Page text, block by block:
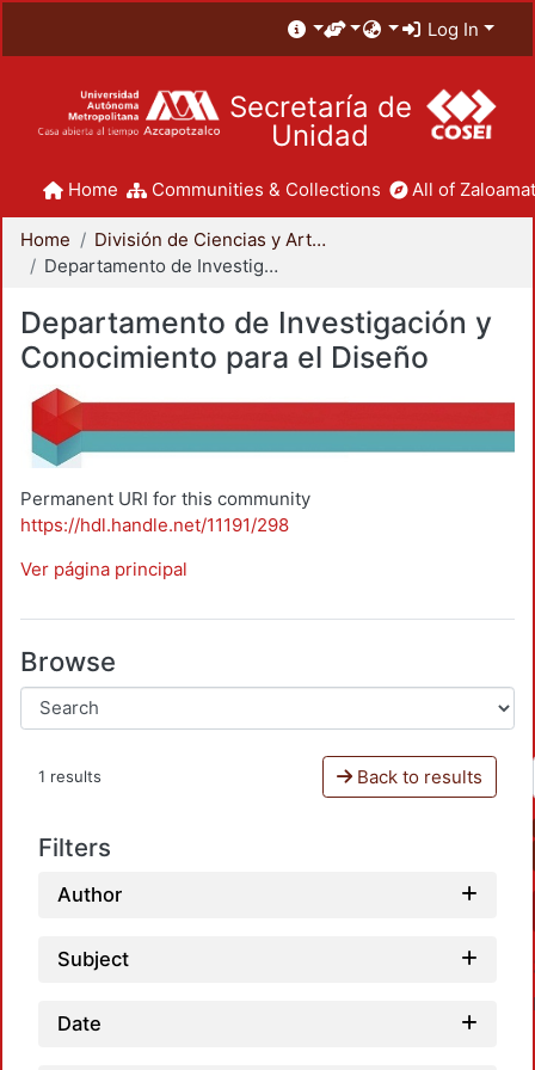
Log In
Secretaría de
Unidad
Home Communities & Collections All of
Home
División de Ciencias y Artes para el Diseño
Departamento de Investigación y Conocimiento para el Diseño
Departamento de Investigación y
Conocimiento para el Diseño
Permanent URI for this community
https://hdl.handle.net/11191/298
Ver página principal
Browse
1 results Back to results
Filters
Author
Subject
Date